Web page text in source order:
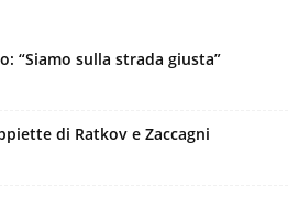
“Siamo sulla strada giusta”
di Ratkov e Zaccagni